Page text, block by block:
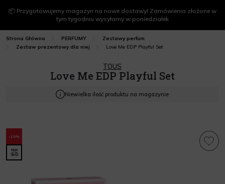
📦 Przygotowujemy magazyn na nowe dostawy! Zamówienia złożone w
tym tygodniu wysyłamy w poniedziałek
Strona Główna PERFUMY
Zestawy perfum
Zestaw prezentowy dla niej
Love Me EDP Playful Set
TOUS
Love Me EDP Playful Set
Niewielka ilość produktu na magazynie
-10%